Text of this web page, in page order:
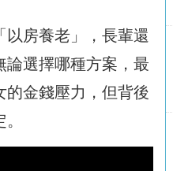
房養老」，長輩還
論選擇哪種方案，最
的金錢壓力，但背後